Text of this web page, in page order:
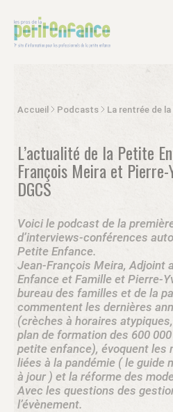
Accueil Podcasts La rentrée de
L’actualité de la Petite
François Meira et Pierre-
DGCS
Voici le podcast de la
d’interviews-conférences
Petite Enfance.
Jean-François Meira, Adjoint
Enfance et Famille et Pierre-
bureau des familles et de la
commentent les dernières
(crèches à horaires
plan de formation des 600
petite enfance), évoquent les
liées à la pandémie ( le guide
à jour ) et la réforme des
Avec les questions des
l’évènement.